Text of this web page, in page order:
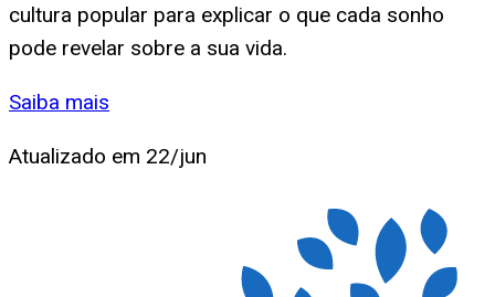
cultura popular para explicar o que cada sonho
pode revelar sobre a sua vida.
Saiba mais
Atualizado em 22/jun